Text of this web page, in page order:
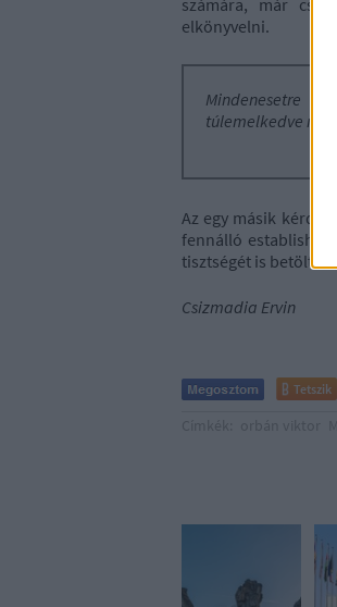
számára, már
elkönyvelni.
Mindenesetre
túlemelkedve
Az egy másik
fennálló
tisztségét is betölti.
Csizmadia Ervin
Tetszik